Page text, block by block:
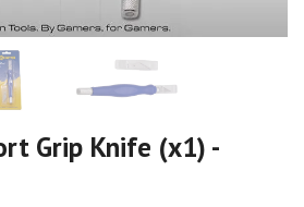
Grip Knife (x1) -